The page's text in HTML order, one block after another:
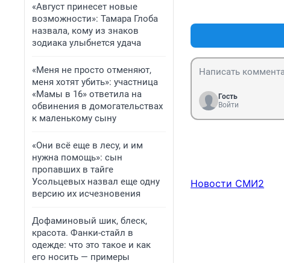
«Август принесет новые
возможности»: Тамара Глоба
назвала, кому из знаков
зодиака улыбнется удача
«Меня не просто отменяют,
меня хотят убить»: участница
«Мамы в 16» ответила на
обвинения в домогательствах
к маленькому сыну
«Они всё еще в лесу, и им
нужна помощь»: сын
пропавших в тайге
Усольцевых назвал еще одну
версию их исчезновения
Дофаминовый шик, блеск,
красота. Фанки-стайл в
одежде: что это такое и как
его носить — примеры
Гость
Войти
Новости СМИ2